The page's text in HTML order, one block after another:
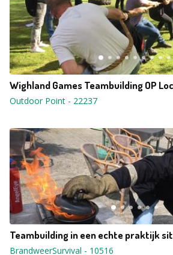
Wighland Games Teambuilding OP
Outdoor Point - 22237
Teambuilding in een echte praktijk
BrandweerSurvival - 10516